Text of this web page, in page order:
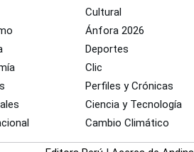
Cultural
Ánfora 2026
Deportes
Clic
Perfiles y Crónicas
Ciencia y Tecnología
Cambio Climático